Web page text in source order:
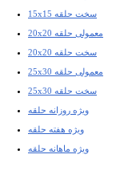
15x15 سخت حلقه
20x20 معمولی حلقه
20x20 سخت حلقه
25x30 معمولی حلقه
25x30 سخت حلقه
ویژه روزانه حلقه
ویژه هفته حلقه
ویژه ماهانه حلقه